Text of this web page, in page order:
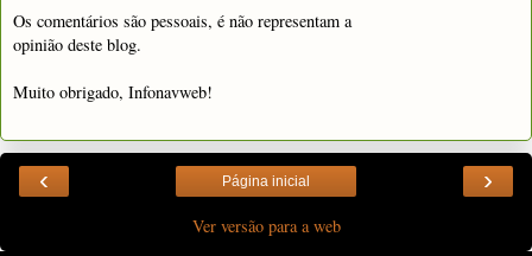
Os comentários são pessoais, é não representam a
opinião deste blog.
Muito obrigado, Infonavweb!
‹ ›
Página inicial
Ver versão para a web